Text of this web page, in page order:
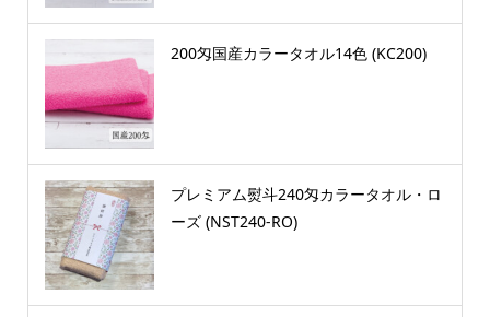
200匁国産カラータオル14色 (KC200)
プレミアム熨斗240匁カラータオル・ロ
ーズ (NST240-RO)